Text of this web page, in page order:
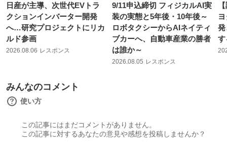
日産が主導、次世代EVトラ
クションインバーター開発
へ…研究プロジェクトにリカ
ルド参画
2026.08.06 レスポンス
9/11申込締切 フィジカルAI実
装の実態と5年後・10年後～
ロボタクシーからAIネイティ
ブカーへ、自動車産業の勝者
は誰か～
2026.08.05 レスポンス
す
みんなのコメント
使い方
この記事にはまだコメントがありません。
この記事に対するあなたの意見や感想を投稿しませんか？